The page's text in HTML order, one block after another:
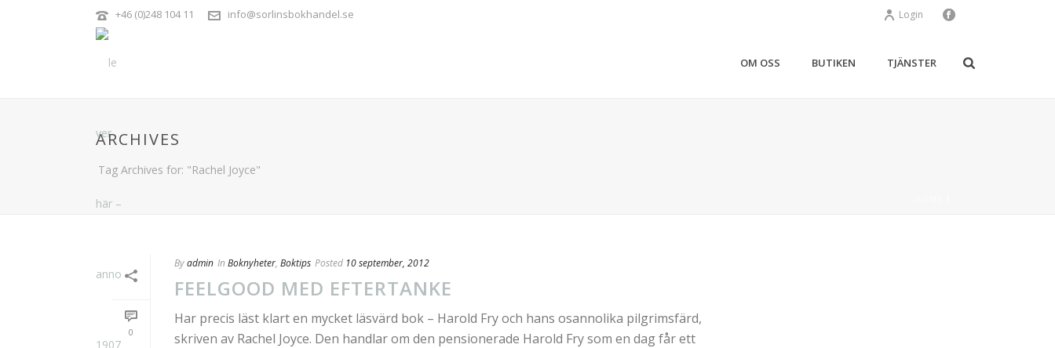
+46 (0)248 104 11 info@sorlinsbokhandel.se Login
OM OSS BUTIKEN TJÄNSTER
ARCHIVES
Tag Archives for: "Rachel Joyce"
0
Byadmin In Boknyheter, Boktips Posted 10 september, 2012
FEELGOOD MED EFTERTANKE
Har precis läst klart en mycket läsvärd bok – Harold Fry och hans osannolika pilgrimsfärd,
skriven av Rachel Joyce. Den handlar om den pensionerade Harold Fry som en dag får ett